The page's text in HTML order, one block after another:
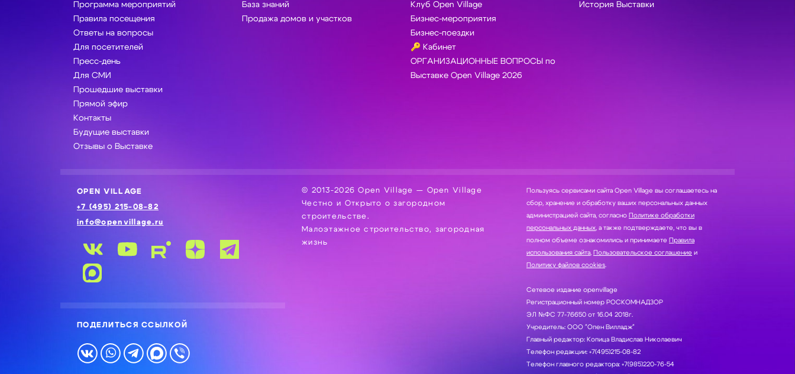
Программа мероприятий
Правила посещения
Ответы на вопросы
Для посетителей
Пресс-день
Для СМИ
Прошедшие выставки
Прямой эфир
Контакты
Будущие выставки
Отзывы о Выставке
База знаний
Продажа домов и участков
Клуб Open Village
Бизнес-мероприятия
Бизнес-поездки
🔑 Кабинет
ОРГАНИЗАЦИОННЫЕ ВОПРОСЫ по
Выставке Open Village 2026
История Выставки
OPEN VILLAGE
+7 (495) 215-08-82
info@openvillage.ru
ПОДЕЛИТЬСЯ ССЫЛКОЙ
© 2013-2026 Open Village — Open Village
Честно и Открыто о загородном
строительстве.
Малоэтажное строительство, загородная
жизнь
Пользуясь сервисами сайта Open Village вы соглашаетесь на
сбор, хранение и обработку ваших персональных данных
администрацией сайта, согласно Политике обработки
персональных данных , а также подтверждаете, что вы в
полном объеме ознакомились и принимаете Правила
использования сайта Пользовательское соглашение и
Политику файлов cookies.
Сетевое издание openvillage
Регистрационный номер РОСКОМНАДЗОР
ЭЛ №ФС 77-76650 от 16.04 2018г.
Учредитель: ООО "Опен Вилладж"
Главный редактор: Копица Владислав Николаевич
Телефон редакции: +7(495)215-08-82
Телефон главного редактора: +7(985)220-76-54